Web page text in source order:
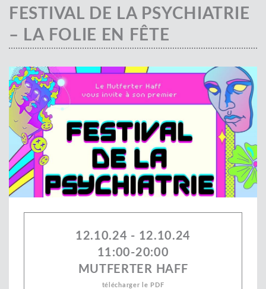
FESTIVAL DE LA PSYCHIATRIE
– LA FOLIE EN FÊTE
12.10.24 - 12.10.24
11:00-20:00
MUTFERTER HAFF
télécharger le PDF